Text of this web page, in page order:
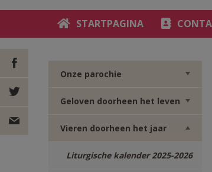
STARTPAGINA
DEEL OP
FACEBOOK
DEEL OP
Onze parochie
Geloven doorheen het leven
Vieren doorheen het jaar
Liturgische kalender 2025-2026